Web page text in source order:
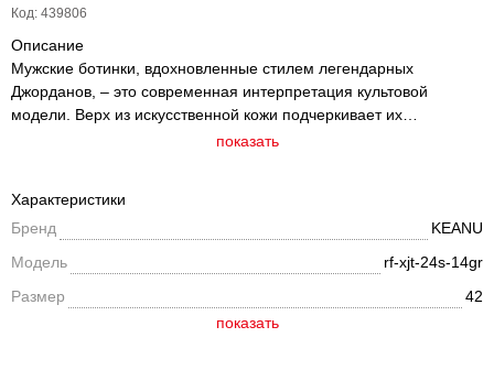
Код: 439806
Описание
Мужские ботинки, вдохновленные стилем легендарных
Джорданов, – это современная интерпретация культовой
модели. Верх из искусственной кожи подчеркивает их
спортивный характер и обеспечивает долговечность. Мягкий
амортизационными свойствами и устойчивостью к износу.
Классический шнурок позволяет надежно зафиксировать
ботинки на ноге
показать
Характеристики
Бренд
KEANU
Модель
rf-xjt-24s-14gr
Размер
42